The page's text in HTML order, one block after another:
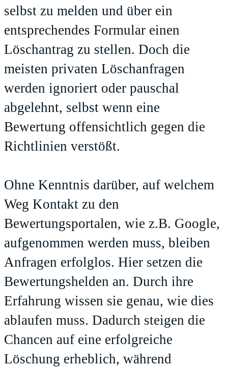
selbst zu melden und über ein
entsprechendes Formular einen
Löschantrag zu stellen. Doch die
meisten privaten Löschanfragen
werden ignoriert oder pauschal
abgelehnt, selbst wenn eine
Bewertung offensichtlich gegen die
Richtlinien verstößt.
Ohne Kenntnis darüber, auf welchem
Weg Kontakt zu den
Bewertungsportalen, wie z.B. Google,
aufgenommen werden muss, bleiben
Anfragen erfolglos. Hier setzen die
Bewertungshelden an. Durch ihre
Erfahrung wissen sie genau, wie dies
ablaufen muss. Dadurch steigen die
Chancen auf eine erfolgreiche
Löschung erheblich, während